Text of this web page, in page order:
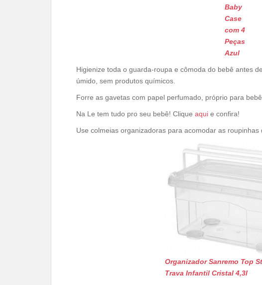
Baby
Case
com 4
Peças
Azul
Higienize toda o guarda-roupa e cômoda do bebê antes
úmido, sem produtos químicos.
Forre as gavetas com papel perfumado, próprio para
Na Le tem tudo pro seu bebê! Clique aqui e confira!
Use colmeias organizadoras para acomodar as roupinhas
Organizador Sanremo Top
Trava Infantil Cristal 4,3l